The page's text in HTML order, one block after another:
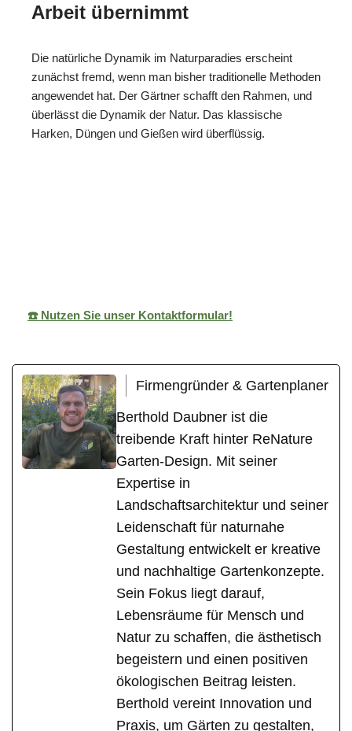
Arbeit übernimmt
Die natürliche Dynamik im Naturparadies erscheint
zunächst fremd, wenn man bisher traditionelle Methoden
angewendet hat. Der Gärtner schafft den Rahmen, und
überlässt die Dynamik der Natur. Das klassische
Harken, Düngen und Gießen wird überflüssig.
☎️ Nutzen Sie unser Kontaktformular!
Firmengründer & Gartenplaner
Berthold Daubner ist die
treibende Kraft hinter ReNature
Garten-Design. Mit seiner
Expertise in
Landschaftsarchitektur und seiner
Leidenschaft für naturnahe
Gestaltung entwickelt er kreative
und nachhaltige Gartenkonzepte.
Sein Fokus liegt darauf,
Lebensräume für Mensch und
Natur zu schaffen, die ästhetisch
begeistern und einen positiven
ökologischen Beitrag leisten.
Berthold vereint Innovation und
Praxis, um Gärten zu gestalten,